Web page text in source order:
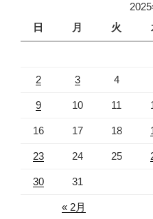
日
月 火
2 3 4
9 10 11
16 17 18
23 24 25
30 31
« 2月